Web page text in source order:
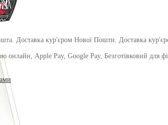
Доставка кур'єром Нової Пошти. Доставка
онлайн, Apple Pay, Google Pay, Безготівковий для